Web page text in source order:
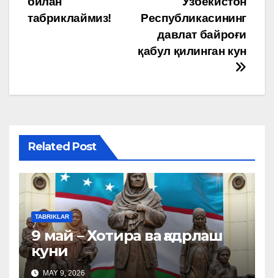
menyusi
Республикасининг
давлат байроғи
қабул қилинган кун
табриклаймиз!
Related Post
TABRIKLAR
9 май – Хотира ва қадрлаш
куни
MAY 9, 2026